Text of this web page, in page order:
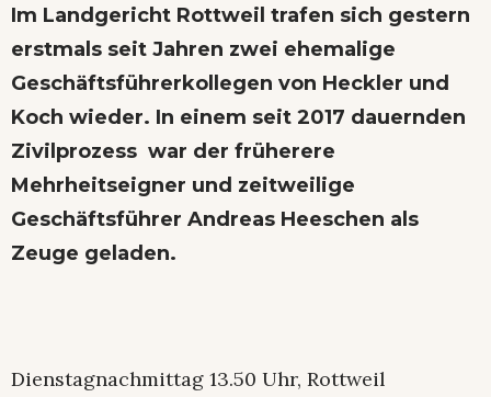
Im Landgericht Rottweil trafen sich gestern
erstmals seit Jahren zwei ehemalige
Geschäftsführerkollegen von Heckler und
Koch wieder. In einem seit 2017 dauernden
Zivilprozess war der früherere
Mehrheitseigner und zeitweilige
Geschäftsführer Andreas Heeschen als
Zeuge geladen.
Dienstagnachmittag 13.50 Uhr, Rottweil